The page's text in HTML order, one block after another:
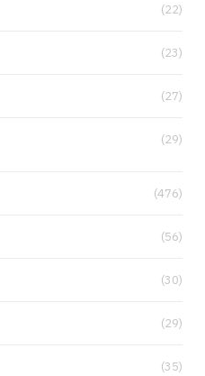
(22)
(23)
(27)
(29)
(476)
(56)
(30)
(29)
(35)